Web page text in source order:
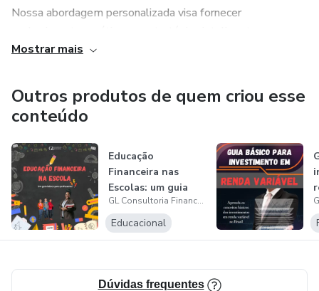
Nossa abordagem personalizada visa fornecer
capacitando nossos clientes a tomar decisões informadas
Junte-se a nós na jornada rumo à independência financeira e
descubra como alcançar estabilidade, crescimento e
realização pessoal.
Mostrar mais
Outros produtos de quem criou esse
conteúdo
Educação
Financeira nas
Escolas: um guia
básico para
profess...
GL Consultoria Financeira
Educacional
Dúvidas frequentes